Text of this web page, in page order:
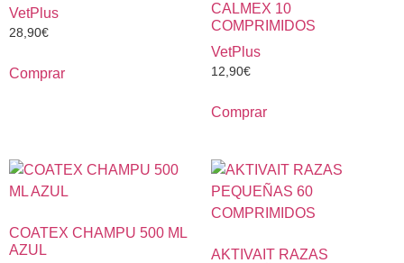
VetPlus
28,90€
Comprar
CALMEX 10
COMPRIMIDOS
VetPlus
12,90€
Comprar
COATEX CHAMPU 500 ML
AZUL
AKTIVAIT RAZAS